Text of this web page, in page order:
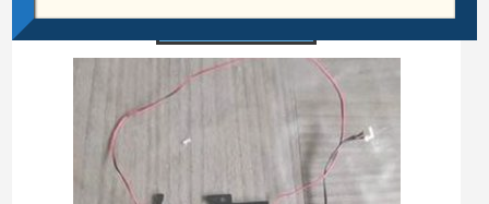
initial
20,00€.
actuel
10,00€.